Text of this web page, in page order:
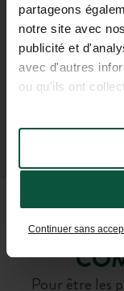
partageons
notre site avec
publicité et
avec d'autres
ou qu'ils ont
Continuer sans
Pour être les